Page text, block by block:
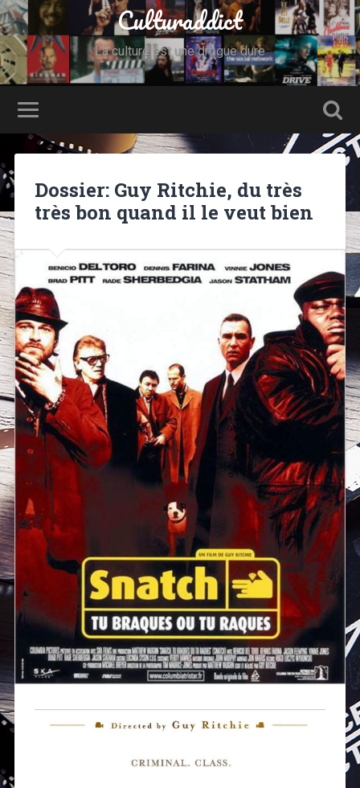
Culturaddict
La culture est une drogue dure
Dossier: Guy Ritchie, du très
très bon quand il le veut bien